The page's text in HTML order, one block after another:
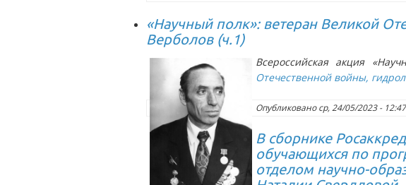
«Научный полк»: ветеран Великой
Верболов (ч.1)
Всероссийская акция
Отечественной войны,
Опубликованоср, 24/05/2023 - 12:47
В сборнике
обучающихся по
отделом научно-